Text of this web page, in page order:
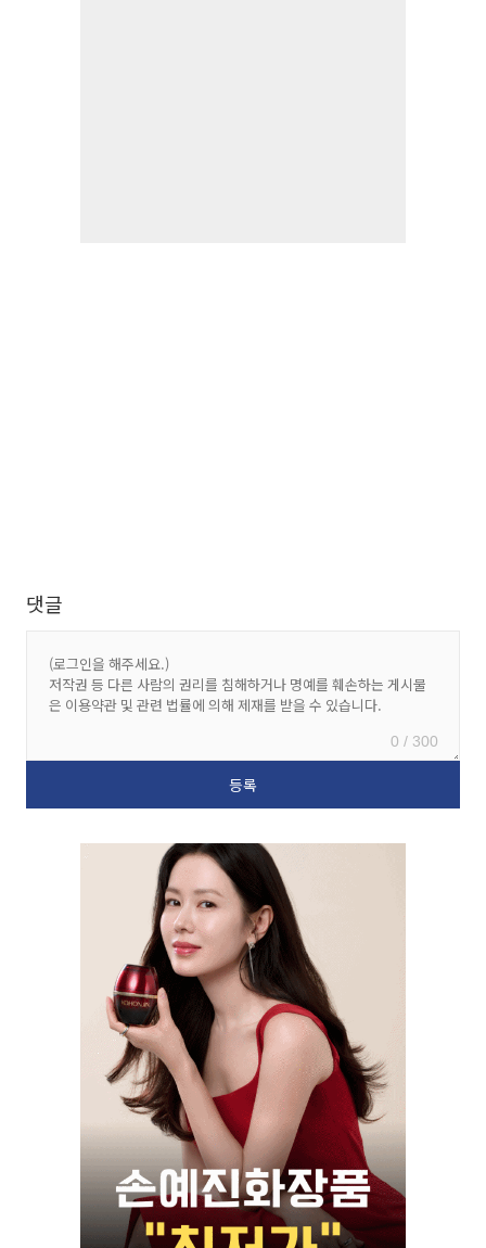
댓글
0 / 300